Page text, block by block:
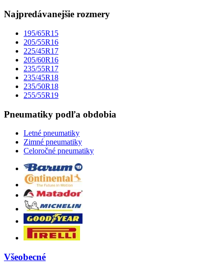
Najpredávanejšie rozmery
195/65R15
205/55R16
225/45R17
205/60R16
235/55R17
235/45R18
235/50R18
255/55R19
Pneumatiky podľa obdobia
Letné pneumatiky
Zimné pneumatiky
Celoročné pneumatiky
Všeobecné